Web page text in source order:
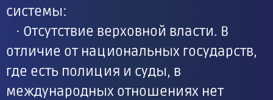
системы:
· Отсутствие верховной власти. В
отличие от национальных государств,
где есть полиция и суды, в
международных отношениях нет